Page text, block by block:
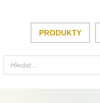
PRODUKTY